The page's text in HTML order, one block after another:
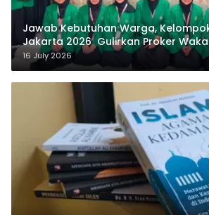
Jawab Kebutuhan Warga, Kelompok
Jakarta 2026 Gulirkan Proker
Sukamanah
16 July 2026